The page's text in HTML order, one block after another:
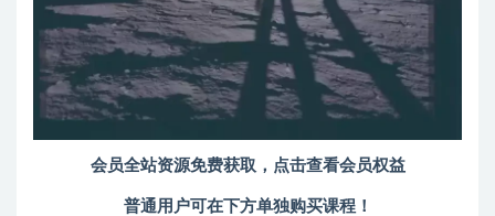
会员全站资源免费获取，点击查看会员权益
普通用户可在下方单独购买课程！